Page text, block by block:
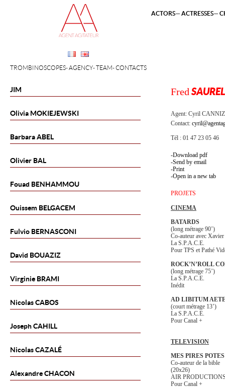
JIM
Olivia MOKIEJEWSKI
BarbaraABEL
Olivier BAL
Fouad BENHAMMOU
Ouissem BELGACEM
Fulvio BERNASCONI
David BOUAZIZ
Virginie BRAMI
NicolasCABOS
JosephCAHILL
NicolasCAZALÉ
AlexandreCHACON
TROMBINOSCOPES AGENCY TEAM CONTACTS
ACTORS ACTRESSES
FredSAUREL
Agent: Cyril
Contact:
Tél : 01 47 23 05 46
Download pdf
Send by email
Print
Open in a new tab
PROJETS
CINEMA
BATARDS
(long métrage 90’)
Co-auteur avec
La S.P.A.C.E.
Pour TPS et Pathé
ROCK’N’ROLL
(long métrage 75’)
La S.P.A.C.E.
Inédit
AD LIBITUM
(court métrage 13’)
La S.P.A.C.E.
Pour Canal +
TELEVISION
MES PIRES POTES
Co-auteur de la bible
(20x26)
AIR
Pour Canal +